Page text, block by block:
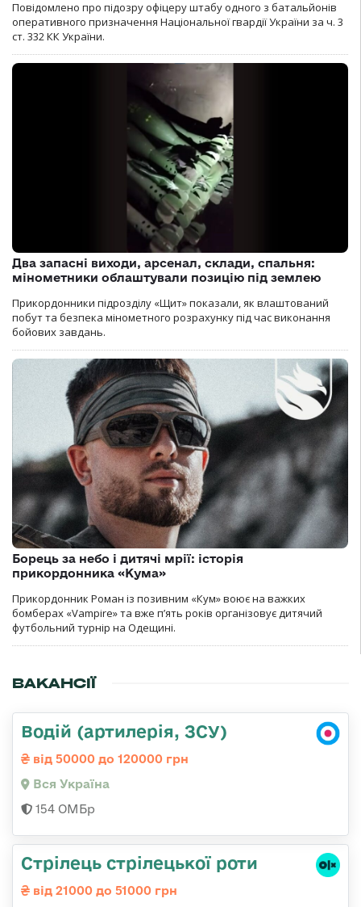
Повідомлено про підозру офіцеру штабу одного з батальйонів
оперативного призначення Національної гвардії України за ч. 3
ст. 332 КК України.
Два запасні виходи, арсенал, склади, спальня:
мінометники облаштували позицію під землею
Прикордонники підрозділу «Щит» показали, як влаштований
побут та безпека мінометного розрахунку під час виконання
бойових завдань.
Борець за небо і дитячі мрії: історія
прикордонника «Кума»
Прикордонник Роман із позивним «Кум» воює на важких
бомберах «Vampire» та вже п’ять років організовує дитячий
футбольний турнір на Одещині.
ВАКАНСІЇ
Водій (артилерія, ЗСУ)
від 50000 до 120000 грн
Вся Україна
154 ОМБр
Стрілець стрілецької роти
від 21000 до 51000 грн